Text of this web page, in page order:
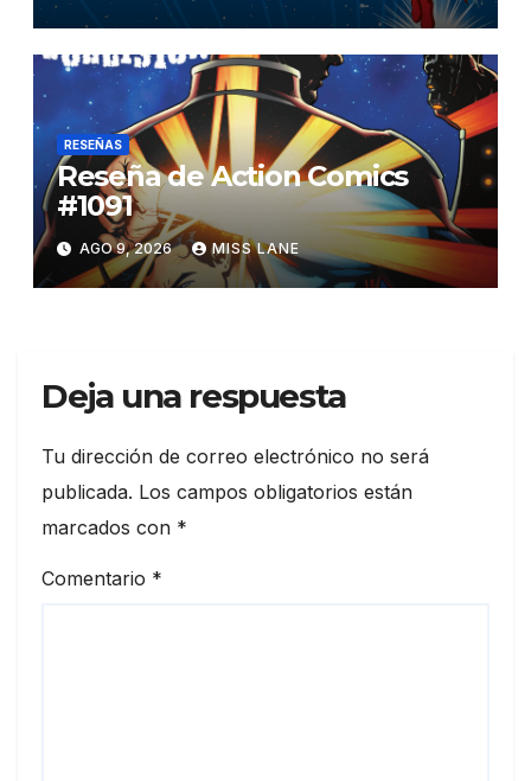
RESEÑAS
Reseña de Action Comics
#1091
AGO 9, 2026 MISS LANE
Deja una respuesta
Tu dirección de correo electrónico no será
publicada. Los campos obligatorios están
marcados con *
Comentario *